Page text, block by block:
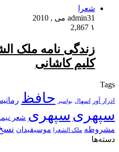
شعرا
admin31 می , 2010
۱
زندگی نامه ملک
کلیم کاشانی
Tags
ادرار آور اسهال بواسیر حافظ
سپهری سپهری شعر
مشروطه ملک الشعرا موسیقیدان
دسته‌ها